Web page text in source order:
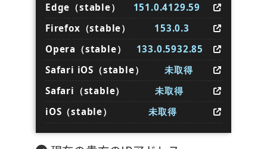
Edge（stable）
151.0.4129.59
Firefox（stable）
153.0.3
Opera（stable）
133.0.5932.85
Safari iOS（stable）
未取得
Safari（stable）
未取得
iOS（stable）
未取得